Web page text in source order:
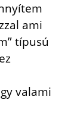
ami
típusú
valami